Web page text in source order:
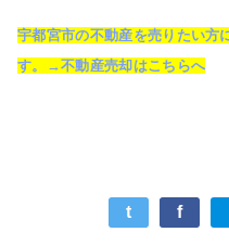
宇都宮市の不動産を売りたい
す。→不動産売却はこちらへ
t f